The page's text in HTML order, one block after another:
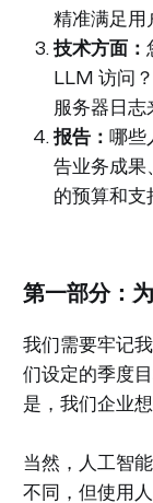
精准满足用
技术方面：
LLM 访问
服务器日志
报告： 哪些
告业务成果
的预算和支
第一部分：
我们需要牢记
们设定的季度
是，我们企业
当然，人工智
不同，但使用